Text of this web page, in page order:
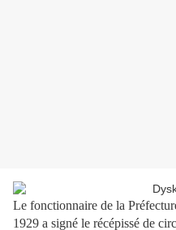
Le fonctionnaire de la
1929 a signé le récépissé de